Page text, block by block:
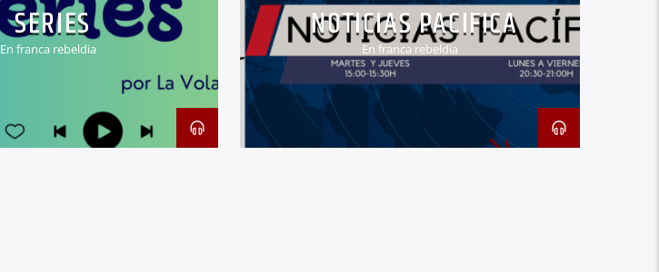
SERIES
En franca rebeldia
NOTICIAS PACIFICA
En franca rebeldia